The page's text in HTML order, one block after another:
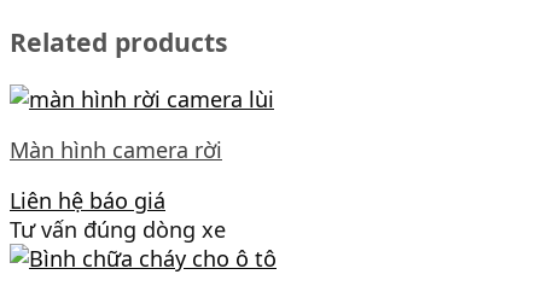
Related products
Màn hình camera rời
Liên hệ báo giá
Tư vấn đúng dòng xe